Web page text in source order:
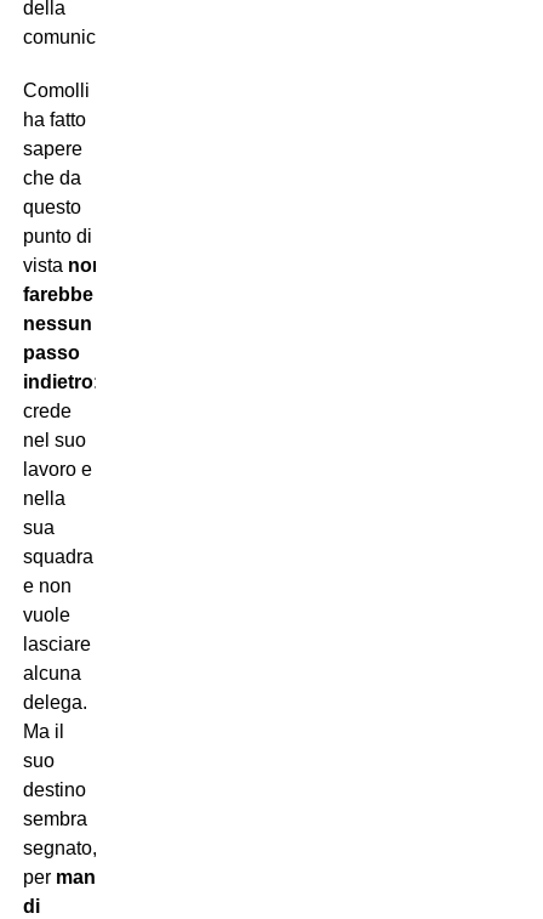
della
comunicazione.
Comolli
ha fatto
sapere
che da
questo
punto di
vista non
farebbe
nessun
passo
indietro:
crede
nel suo
lavoro e
nella
sua
squadra
e non
vuole
lasciare
alcuna
delega.
Ma il
suo
destino
sembra
segnato,
per mancanza
di